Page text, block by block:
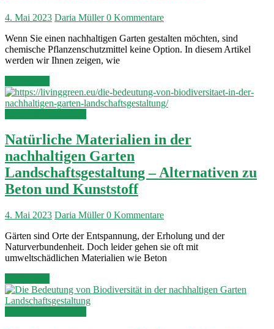
4. Mai 2023 Daria Müller0 Kommentare
Wenn Sie einen nachhaltigen Garten gestalten möchten, sind
chemische Pflanzenschutzmittel keine Option. In diesem Artikel
werden wir Ihnen zeigen, wie
Natürliche Materialien in der
nachhaltigen Garten
Landschaftsgestaltung – Alternativen zu
Beton und Kunststoff
4. Mai 2023 Daria Müller0 Kommentare
Gärten sind Orte der Entspannung, der Erholung und der
Naturverbundenheit. Doch leider gehen sie oft mit
umweltschädlichen Materialien wie Beton